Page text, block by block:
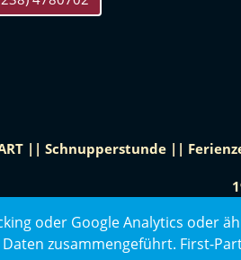
oder Google Analytics oder
zusammengeführt. First-
| | Schnupperstunde| |